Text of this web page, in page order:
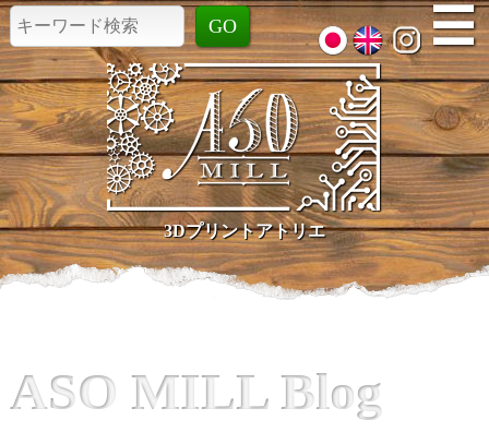
☰
3Dプリントアトリエ
ASO MILL Blog